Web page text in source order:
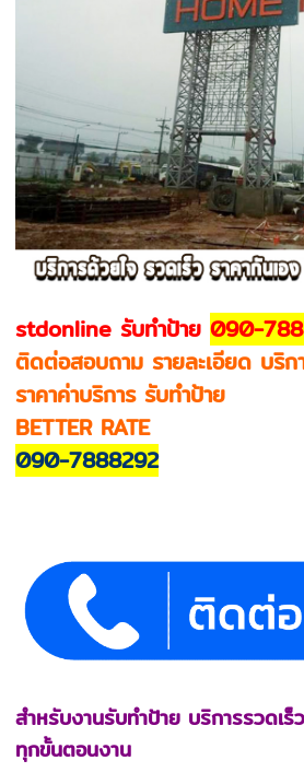
stdonline รับทำป้าย090-
ติดต่อสอบถาม รายละเอียด บริก
ราคาค่าบริการ รับทำป้าย
BETTER RATE
090-7888292
สำหรับงานรับทำป้าย บริการรวดเ
ทุกขั้นตอนงาน